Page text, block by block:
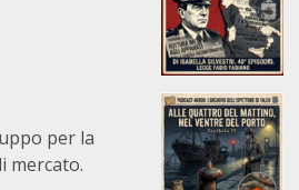
per la
mercato.